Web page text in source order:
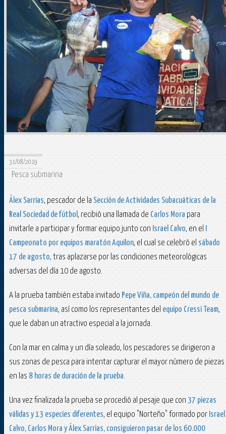
31/08/2019
Pesca submarina
Álex Sarrias, pescador de la Sección de Actividades Subacuáticas de la
Real Sociedad de fútbol , recibió una llamada de Carlos Mora para
invitarle a participar y formar equipo junto con Israel Calvo, en el
Campeonato por equipos maratón Aquilon, el cual se celebró el sábado
17 de agosto, tras aplazarse por las condiciones meteorológicas
adversas del día 10 de agosto.
A la prueba también estaba invitado Pepe Viña, campeón del mundo de
pesca submarina, así como los representantes del equipo Cressi Team,
que le daban un atractivo especial a la jornada.
Con la mar en calma y un día soleado, los pescadores se dirigieron a
sus zonas de pesca para intentar capturar el mayor número de piezas
en las 8 horas de duración de la prueba.
Una vez finalizada la prueba se procedió al pesaje que con 37 piezas
válidas y 13 especies diferentes, el equipo "Norteño" formado por Israel
Calvo, Carlos Mora y Álex Sarrias, consiguieron pasar de los 60.000